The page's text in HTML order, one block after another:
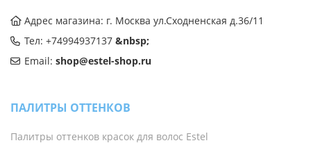
Адрес магазина: г. Москва ул.Сходненская д.36/11
Тел: +74994937137 &nbsp;
Email: shop@estel-shop.ru
ПАЛИТРЫ ОТТЕНКОВ
Палитры оттенков красок для волос Estel